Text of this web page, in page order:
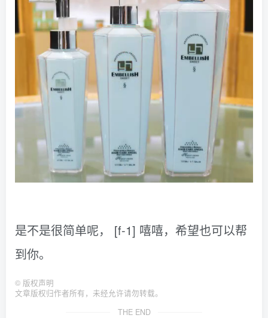
是不是很简单呢， [f-1] 嘻嘻，希望也可以帮
到你。
© 版权声明
文章版权归作者所有，未经允许请勿转载。
THE END